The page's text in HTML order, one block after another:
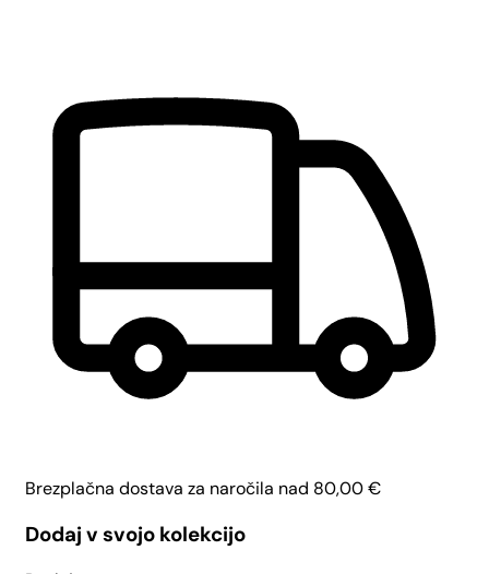
Brezplačna dostava za naročila nad 80,00€
Dodaj v svojo kolekcijo